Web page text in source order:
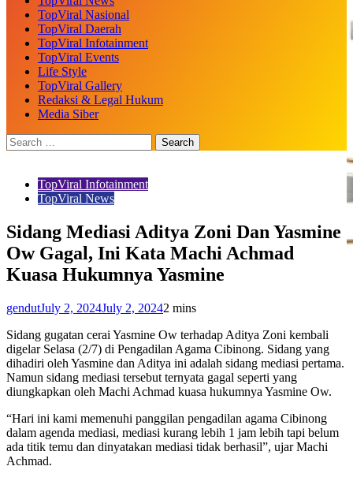
TopViral Nasional
TopViral Daerah
TopViral Infotainment
TopViral Events
Life Style
TopViral Gallery
Redaksi & Legal Hukum
Media Siber
TopViral Infotainment
TopViral News
Sidang Mediasi Aditya Zoni Dan Yasmine
Ow Gagal, Ini Kata Machi Achmad
Kuasa Hukumnya Yasmine
gendutJuly 2, 2024July 2, 20242 mins
Sidang gugatan cerai Yasmine Ow terhadap Aditya Zoni kembali
digelar Selasa (2/7) di Pengadilan Agama Cibinong. Sidang yang
dihadiri oleh Yasmine dan Aditya ini adalah sidang mediasi pertama.
Namun sidang mediasi tersebut ternyata gagal seperti yang
diungkapkan oleh Machi Achmad kuasa hukumnya Yasmine Ow.
“Hari ini kami memenuhi panggilan pengadilan agama Cibinong
dalam agenda mediasi, mediasi kurang lebih 1 jam lebih tapi belum
ada titik temu dan dinyatakan mediasi tidak berhasil”, ujar Machi
Achmad.